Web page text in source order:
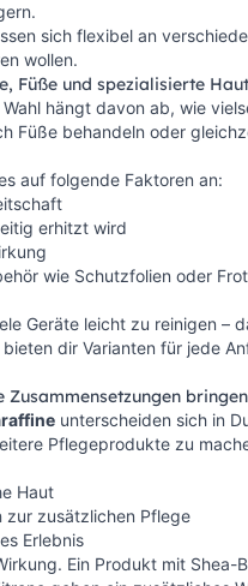
sich flexibel an
wollen.
Füße und spezialisierte
hängt davon ab, wie
Füße behandeln oder
auf folgende Faktoren an:
erhitzt wird
wie Schutzfolien oder
Geräte leicht zu reinigen –
dir Varianten für jede
unterscheiden sich in
Pflegeprodukte zu
Haut
zur zusätzlichen Pflege
Erlebnis
Ein Produkt mit